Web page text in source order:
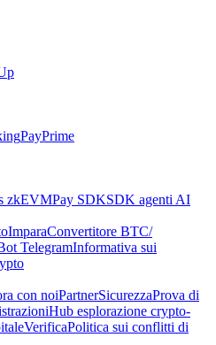
PayPrime
zkEVMPay SDKSDK agenti AI
ImparaConvertitore BTC/
TelegramInformativa sui
con noiPartnerSicurezzaProva di
Hub esplorazione crypto-
VerificaPolitica sui conflitti di